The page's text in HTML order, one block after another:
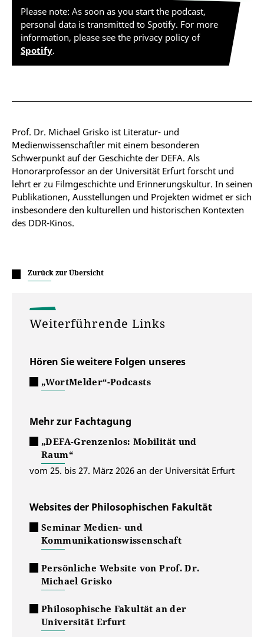
Please note: As soon as you start the podcast,
personal data is transmitted to Spotify. For more
information, please see the privacy policy of
Spotify.
Prof. Dr. Michael Grisko ist Literatur- und
Medienwissenschaftler mit einem besonderen
Schwerpunkt auf der Geschichte der DEFA. Als
Honorarprofessor an der Universität Erfurt forscht und
lehrt er zu Filmgeschichte und Erinnerungskultur. In seinen
Publikationen, Ausstellungen und Projekten widmet er sich
insbesondere den kulturellen und historischen Kontexten
des DDR-Kinos.
Zurück zur Übersicht
Weiterführende Links
Hören Sie weitere Folgen unseres
„WortMelder“-Podcasts
Mehr zur Fachtagung
„DEFA-Grenzenlos: Mobilität und
Raum“
vom 25. bis 27. März 2026 an der Universität Erfurt
Websites der Philosophischen Fakultät
Seminar Medien- und
Kommunikationswissenschaft
Persönliche Website von Prof. Dr.
Michael Grisko
Philosophische Fakultät an der
Universität Erfurt